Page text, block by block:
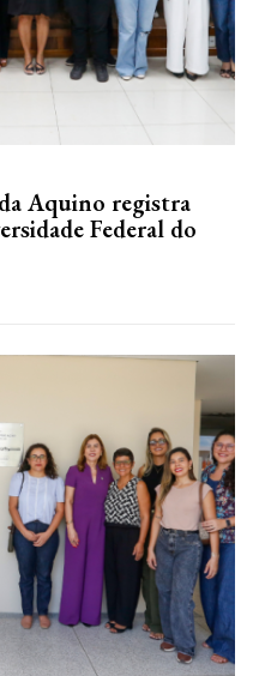
Aquino registra
Federal do